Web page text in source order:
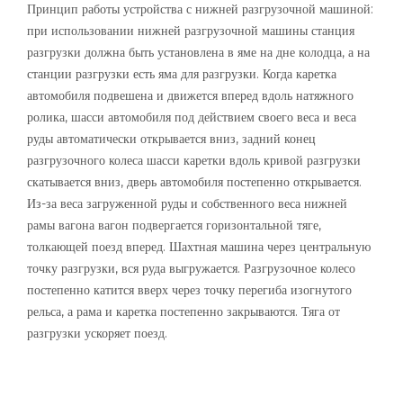
Принцип работы устройства с нижней разгрузочной машиной:
при использовании нижней разгрузочной машины станция
разгрузки должна быть установлена ​​в яме на дне колодца, а на
станции разгрузки есть яма для разгрузки. Когда каретка
автомобиля подвешена и движется вперед вдоль натяжного
ролика, шасси автомобиля под действием своего веса и веса
руды автоматически открывается вниз, задний конец
разгрузочного колеса шасси каретки вдоль кривой разгрузки
скатывается вниз, дверь автомобиля постепенно открывается.
Из-за веса загруженной руды и собственного веса нижней
рамы вагона вагон подвергается горизонтальной тяге,
толкающей поезд вперед. Шахтная машина через центральную
точку разгрузки, вся руда выгружается. Разгрузочное колесо
постепенно катится вверх через точку перегиба изогнутого
рельса, а рама и каретка постепенно закрываются. Тяга от
разгрузки ускоряет поезд.